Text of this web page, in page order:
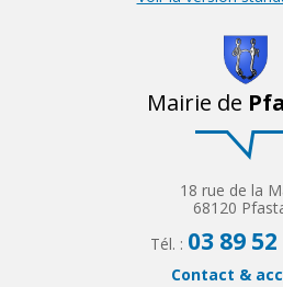
Mairie de
18 rue de la
68120
Tél. : 03 89
Contact &